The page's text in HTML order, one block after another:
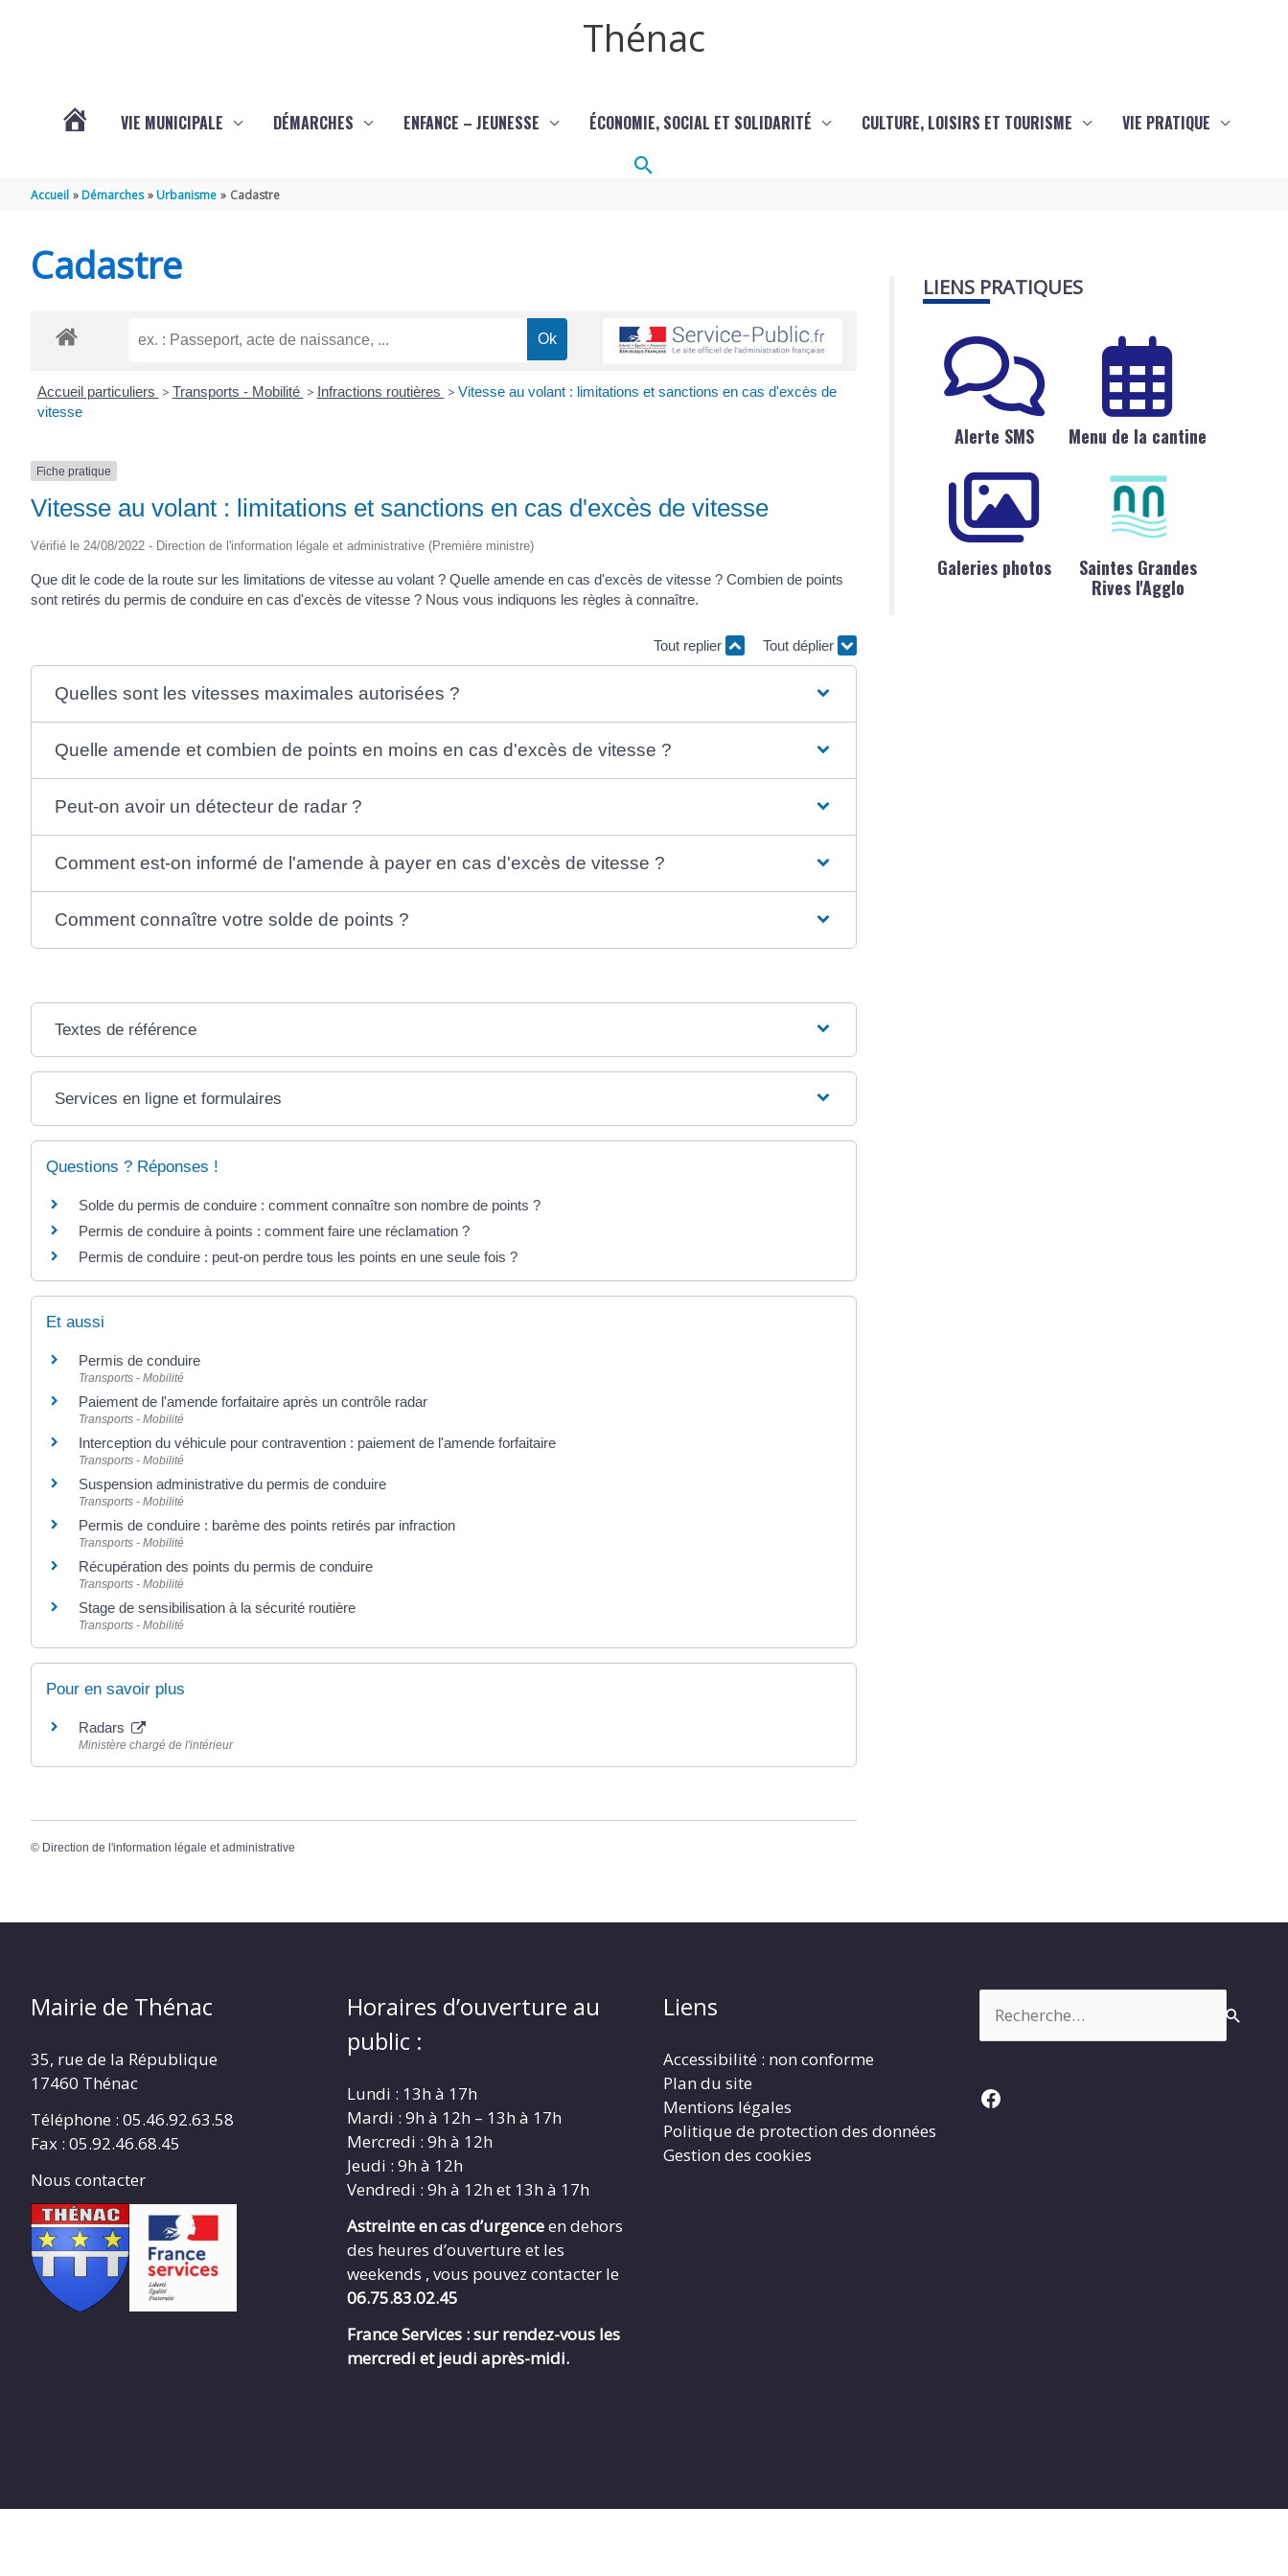
Thénac
THÉNAC
VIE MUNICIPALE DÉMARCHES ENFANCE – JEUNESSE ÉCONOMIE, SOCIAL ET SOLIDARITÉ CULTURE, LOISIRS ET TOURISME VIE PRATIQUE
Rechercher
Accueil Démarches Urbanisme Cadastre
Cadastre
Accueil particuliers > Transports - Mobilité > Infractions routières > Vitesse au volant : limitations et sanctions en cas d'excès de
vitesse
Fiche pratique
Vitesse au volant : limitations et sanctions en cas d'excès de vitesse
Vérifié le 24/08/2022 - Direction de l'information légale et administrative (Première ministre)
Que dit le code de la route sur les limitations de vitesse au volant ? Quelle amende en cas d'excès de vitesse ? Combien de points
sont retirés du permis de conduire en cas d'excès de vitesse ? Nous vous indiquons les règles à connaître.
Tout replier Tout déplier
Quelles sont les vitesses maximales autorisées ?
Quelle amende et combien de points en moins en cas d'excès de vitesse ?
Peut-on avoir un détecteur de radar ?
Comment est-on informé de l'amende à payer en cas d'excès de vitesse ?
Comment connaître votre solde de points ?
Textes de référence
Services en ligne et formulaires
Questions ? Réponses !
Solde du permis de conduire : comment connaître son nombre de points ?
Permis de conduire à points : comment faire une réclamation ?
Permis de conduire : peut-on perdre tous les points en une seule fois ?
Et aussi
Permis de conduire
Transports - Mobilité
Paiement de l'amende forfaitaire après un contrôle radar
Transports - Mobilité
Interception du véhicule pour contravention : paiement de l'amende forfaitaire
Transports - Mobilité
Suspension administrative du permis de conduire
Transports - Mobilité
Permis de conduire : barème des points retirés par infraction
Transports - Mobilité
Récupération des points du permis de conduire
Transports - Mobilité
Stage de sensibilisation à la sécurité routière
Transports - Mobilité
Pour en savoir plus
Radars
Ministère chargé de l'intérieur
© Direction de l'information légale et administrative
LIENS PRATIQUES
Alerte SMS Menu de la cantine
Galeries photos
Saintes Grandes
Rives l'Agglo
Mairie de Thénac
35, rue de la République
17460 Thénac
Téléphone : 05.46.92.63.58
Fax : 05.92.46.68.45
Nous contacter
Horaires d’ouverture au
public :
Lundi : 13h à 17h
Mardi : 9h à 12h – 13h à 17h
Mercredi : 9h à 12h
Jeudi : 9h à 12h
Vendredi : 9h à 12h et 13h à 17h
Astreinte en cas d’urgenceen dehors
des heures d’ouverture et les
weekends , vous pouvez contacter le
06.75.83.02.45
France Services : sur rendez-vous les
mercredi et jeudi après-midi.
Liens
Accessibilité : non conforme
Plan du site
Mentions légales
Politique de protection des données
Gestion des cookies
Facebook